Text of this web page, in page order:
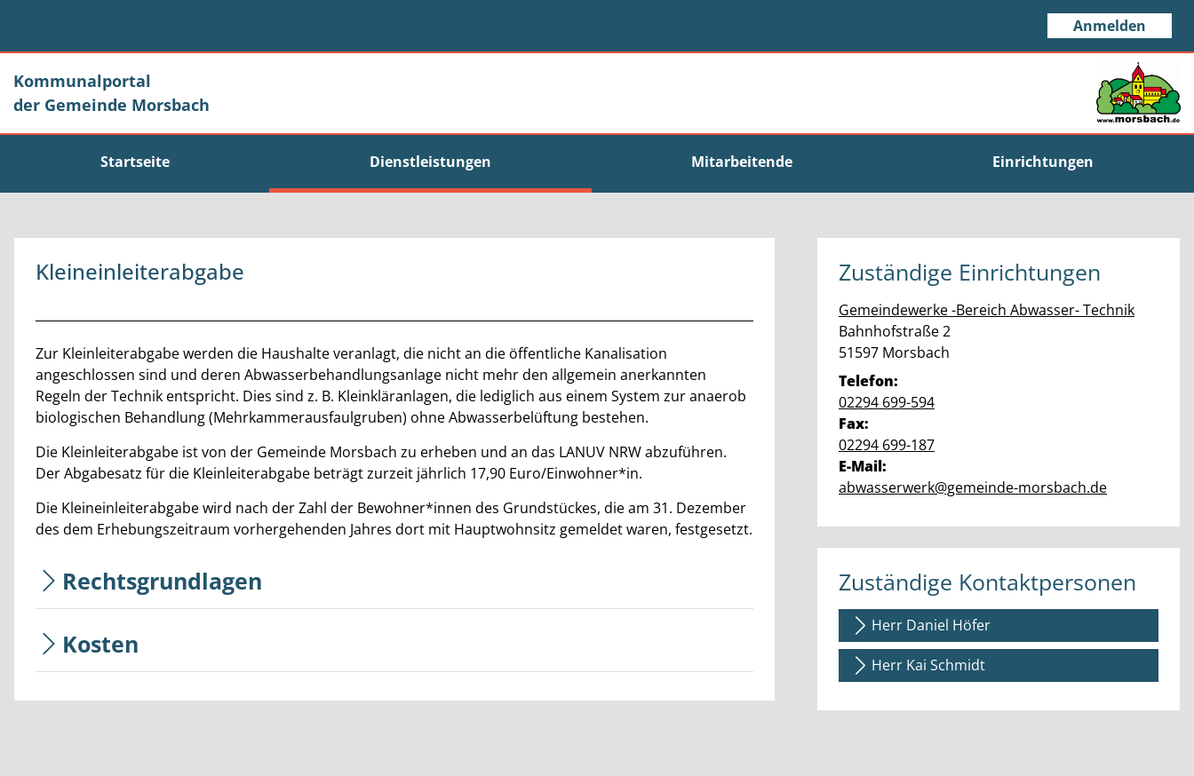
Anmelden
Kommunalportal
der Gemeinde Morsbach
Startseite Dienstleistungen Mitarbeitende Einrichtungen
Kleineinleiterabgabe
Beschreibung
Zur Kleinleiterabgabe werden die Haushalte veranlagt, die nicht an die öffentliche Kanalisation
angeschlossen sind und deren Abwasserbehandlungsanlage nicht mehr den allgemein anerkannten
Regeln der Technik entspricht. Dies sind z. B. Kleinkläranlagen, die lediglich aus einem System zur anaerob
biologischen Behandlung (Mehrkammerausfaulgruben) ohne Abwasserbelüftung bestehen.
Die Kleinleiterabgabe ist von der Gemeinde Morsbach zu erheben und an das LANUV NRW abzuführen.
Der Abgabesatz für die Kleinleiterabgabe beträgt zurzeit jährlich 17,90 Euro/Einwohner*in.
Die Kleineinleiterabgabe wird nach der Zahl der Bewohner*innen des Grundstückes, die am 31. Dezember
des dem Erhebungszeitraum vorhergehenden Jahres dort mit Hauptwohnsitz gemeldet waren, festgesetzt.
Rechtsgrundlagen
Kosten
Zuständige Einrichtungen
Gemeindewerke -Bereich Abwasser- Technik
Straße:
Bahnhofstraße Hausnummer:
2
PLZ:
51597 Ort:
Morsbach
Telefon:
02294 699-594
Fax:
02294 699-187
E-Mail:
abwasserwerk@gemeinde-morsbach.de
Zuständige Kontaktpersonen
Herr Daniel Höfer
Herr Kai Schmidt